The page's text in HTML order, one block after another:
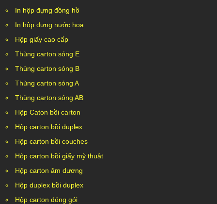
In hộp đựng đồng hồ
In hộp đựng nước hoa
Hộp giấy cao cấp
Thùng carton sóng E
Thùng carton sóng B
Thùng carton sóng A
Thùng carton sóng AB
Hộp Caton bồi carton
Hộp carton bồi duplex
Hộp carton bồi couches
Hộp carton bồi giấy mỹ thuật
Hộp carton âm dương
Hộp duplex bồi duplex
Hộp carton đóng gói